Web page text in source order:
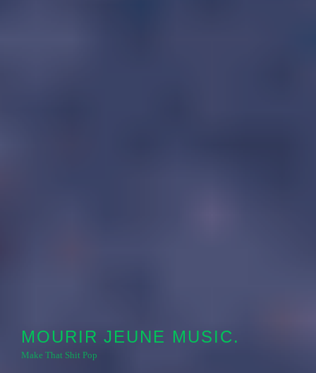
MOURIR JEUNE MUSIC.
Make That Shit Pop